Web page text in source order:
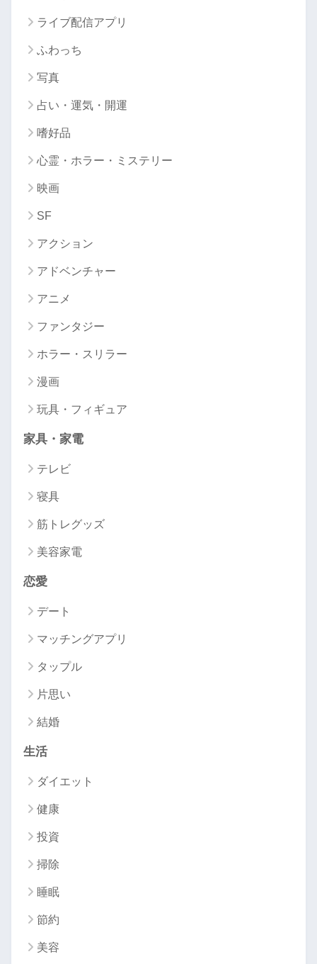
ライブ配信アプリ
ふわっち
写真
占い・運気・開運
嗜好品
心霊・ホラー・ミステリー
映画
SF
アクション
アドベンチャー
アニメ
ファンタジー
ホラー・スリラー
漫画
玩具・フィギュア
家具・家電
テレビ
寝具
筋トレグッズ
美容家電
恋愛
デート
マッチングアプリ
タップル
片思い
結婚
生活
ダイエット
健康
投資
掃除
睡眠
節約
美容